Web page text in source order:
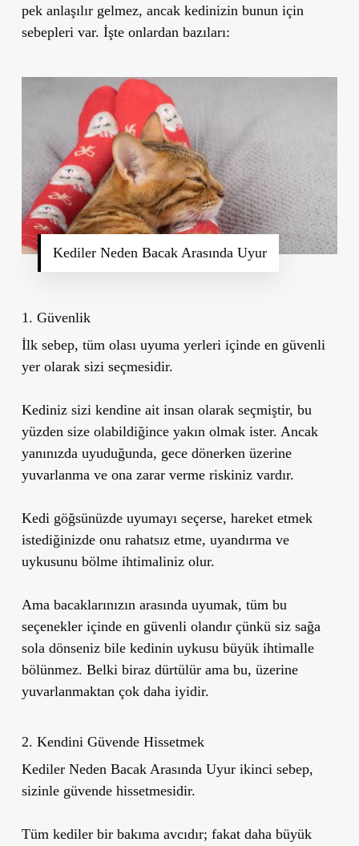
pek anlaşılır gelmez, ancak kedinizin bunun için
sebepleri var. İşte onlardan bazıları:
Kediler Neden Bacak Arasında Uyur
1. Güvenlik
İlk sebep, tüm olası uyuma yerleri içinde en güvenli
yer olarak sizi seçmesidir.
Kediniz sizi kendine ait insan olarak seçmiştir, bu
yüzden size olabildiğince yakın olmak ister. Ancak
yanınızda uyuduğunda, gece dönerken üzerine
yuvarlanma ve ona zarar verme riskiniz vardır.
Kedi göğsünüzde uyumayı seçerse, hareket etmek
istediğinizde onu rahatsız etme, uyandırma ve
uykusunu bölme ihtimaliniz olur.
Ama bacaklarınızın arasında uyumak, tüm bu
seçenekler içinde en güvenli olandır çünkü siz sağa
sola dönseniz bile kedinin uykusu büyük ihtimalle
bölünmez. Belki biraz dürtülür ama bu, üzerine
yuvarlanmaktan çok daha iyidir.
2. Kendini Güvende Hissetmek
Kediler Neden Bacak Arasında Uyur ikinci sebep,
sizinle güvende hissetmesidir.
Tüm kediler bir bakıma avcıdır; fakat daha büyük